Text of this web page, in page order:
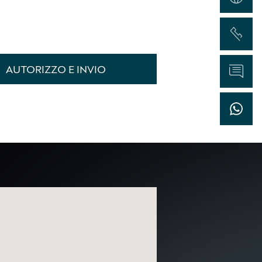
AUTORIZZO E INVIO
Chiama
Informazioni
WhatsApp